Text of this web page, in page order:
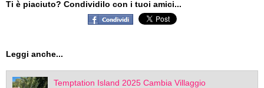
Ti è piaciuto? Condividilo con i tuoi amici...
Leggi anche...
Temptation Island 2025 Cambia Villaggio